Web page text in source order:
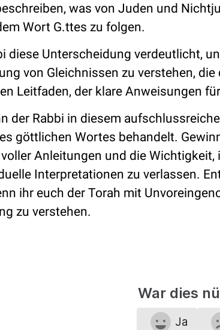
was von Juden und
Wort G.ttes zu folgen.
diese Unterscheidung verdeutlicht,
von Gleichnissen zu verstehen,
Leitfaden, der klare Anweisungen
der Rabbi in diesem
göttlichen Wortes behandelt.
Anleitungen und die
Interpretationen zu verlassen.
ihr euch der Torah mit
zu verstehen.
War dies
Ja